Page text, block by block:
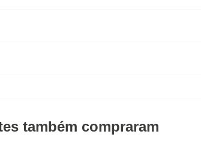
também compraram